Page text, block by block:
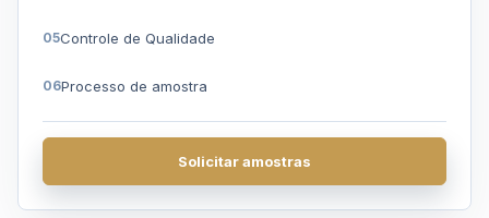
Controle de Qualidade
Processo de amostra
Perguntas frequentes
Obter uma cotação
Solicitar amostras